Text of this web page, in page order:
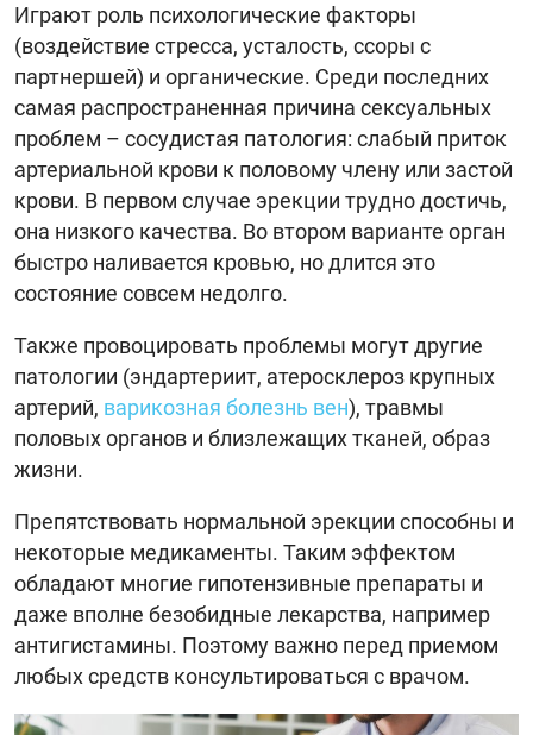
Играют роль психологические факторы
(воздействие стресса, усталость, ссоры с
партнершей) и органические. Среди последних
самая распространенная причина сексуальных
проблем – сосудистая патология: слабый приток
артериальной крови к половому члену или застой
крови. В первом случае эрекции трудно достичь,
она низкого качества. Во втором варианте орган
быстро наливается кровью, но длится это
состояние совсем недолго.
Также провоцировать проблемы могут другие
патологии (эндартериит, атеросклероз крупных
артерий, варикозная болезнь вен), травмы
половых органов и близлежащих тканей, образ
жизни.
Препятствовать нормальной эрекции способны и
некоторые медикаменты. Таким эффектом
обладают многие гипотензивные препараты и
даже вполне безобидные лекарства, например
антигистамины. Поэтому важно перед приемом
любых средств консультироваться с врачом.